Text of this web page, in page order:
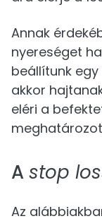
Annak
nyereséget
beállítunk egy
akkor
eléri a
A stop
Az